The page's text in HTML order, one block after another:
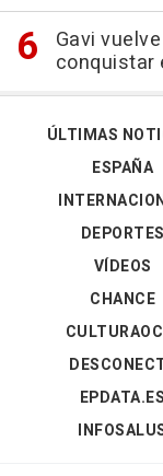
Gavi
conquistar
ÚLTIMAS
ESPAÑA
DEPORTES
VÍDEOS
CHANCE
EPDATA.ES